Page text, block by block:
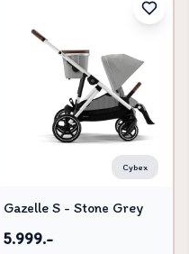
Cybex
Gazelle S - Stone Grey
5.999.-